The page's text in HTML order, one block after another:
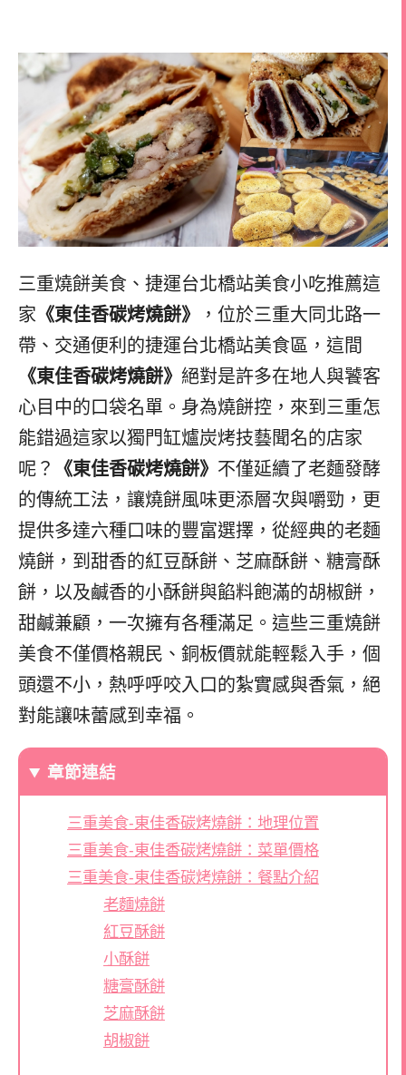
三重燒餅美食、捷運台北橋站美食小吃推薦這
家 《東佳香碳烤燒餅》
，位於三重大同北路一
帶、交通便利的捷運台北橋站美食區，這間
《東佳香碳烤燒餅》 絕對是許多在地人與饕客
心目中的口袋名單。身為燒餅控，來到三重怎
能錯過這家以獨門缸爐炭烤技藝聞名的店家
呢？
《東佳香碳烤燒餅》 不僅延續了老麵發酵
的傳統工法，讓燒餅風味更添層次與嚼勁，更
提供多達六種口味的豐富選擇，從經典的老麵
燒餅，到甜香的紅豆酥餅、芝麻酥餅、糖膏酥
餅，以及鹹香的小酥餅與餡料飽滿的胡椒餅，
甜鹹兼顧，一次擁有各種滿足。這些三重燒餅
美食不僅價格親民、銅板價就能輕鬆入手，個
頭還不小，熱呼呼咬入口的紮實感與香氣，絕
對能讓味蕾感到幸福。
章節連結
三重美食-東佳香碳烤燒餅：地理位置
三重美食-東佳香碳烤燒餅：菜單價格
三重美食-東佳香碳烤燒餅：餐點介紹
老麵燒餅
紅豆酥餅
小酥餅
糖膏酥餅
芝麻酥餅
胡椒餅